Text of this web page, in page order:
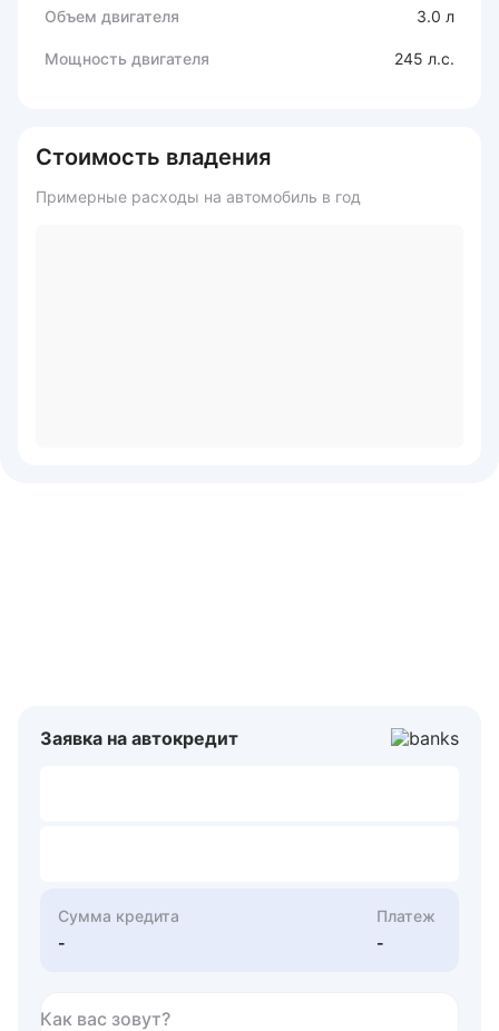
Объем двигателя 3.0 л
Мощность двигателя 245 л.с.
Стоимость владения
Примерные расходы на автомобиль в год
Заявка на автокредит
Сумма кредита
-
Платеж
-
Как вас зовут?